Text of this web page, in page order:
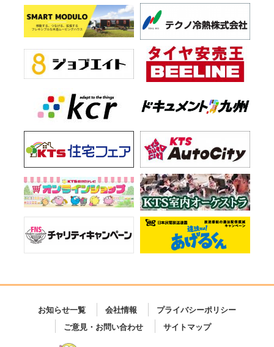
お知らせ一覧 会社情報
プライバシーポリシー
ご意見・お問い合わせ
サイトマップ